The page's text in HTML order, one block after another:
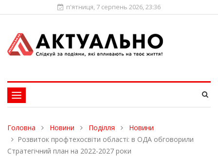
п'ятниця, 7 серпень 2026, 23:36
Toggle
navigation
Головна Новини Поділля
Новини
Розвиток профтехосвіти області: в ОДА обговорили
Стратегічний план на 2022-2027 роки